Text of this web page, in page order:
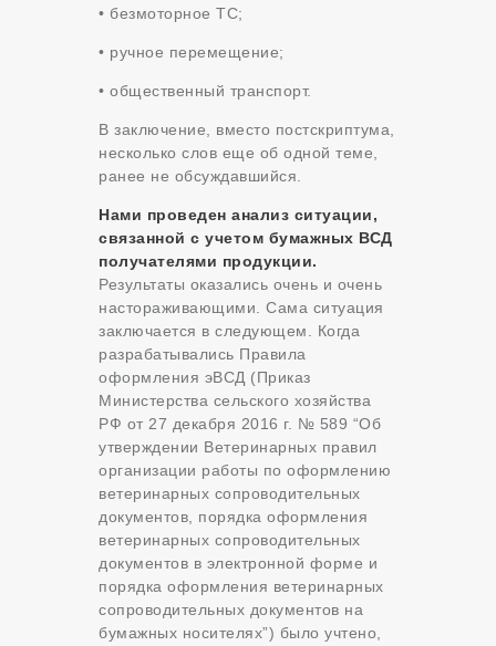
• безмоторное ТС;
• ручное перемещение;
• общественный транспорт.
В заключение, вместо постскриптума,
несколько слов еще об одной теме,
ранее не обсуждавшийся.
Нами проведен анализ ситуации,
связанной с учетом бумажных ВСД
получателями продукции.
Результаты оказались очень и очень
настораживающими. Сама ситуация
заключается в следующем. Когда
разрабатывались Правила
оформления эВСД (Приказ
Министерства сельского хозяйства
РФ от 27 декабря 2016 г. № 589 “Об
утверждении Ветеринарных правил
организации работы по оформлению
ветеринарных сопроводительных
документов, порядка оформления
ветеринарных сопроводительных
документов в электронной форме и
порядка оформления ветеринарных
сопроводительных документов на
бумажных носителях”) было учтено,